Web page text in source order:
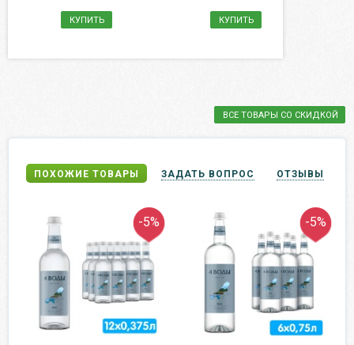
КУПИТЬ КУПИТЬ
ВСЕ ТОВАРЫ СО СКИДКОЙ
ПОХОЖИЕ ТОВАРЫ ЗАДАТЬ ВОПРОС ОТЗЫВЫ
-5% -5%